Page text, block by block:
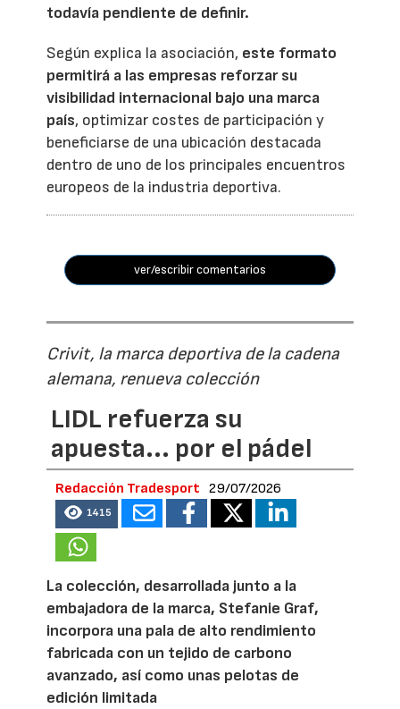
todavía pendiente de definir.
Según explica la asociación, este formato
permitirá a las empresas reforzar su
visibilidad internacional bajo una marca
país, optimizar costes de participación y
beneficiarse de una ubicación destacada
dentro de uno de los principales encuentros
europeos de la industria deportiva.
ver/escribir comentarios
Crivit, la marca deportiva de la cadena
alemana, renueva colección
LIDL refuerza su
apuesta... por el pádel
Redacción Tradesport 29/07/2026
1415
La colección, desarrollada junto a la
embajadora de la marca, Stefanie Graf,
incorpora una pala de alto rendimiento
fabricada con un tejido de carbono
avanzado, así como unas pelotas de
edición limitada